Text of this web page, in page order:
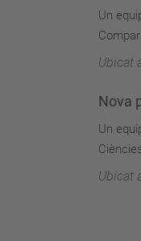
Un
Ubicat
Nova
Un
Ubicat